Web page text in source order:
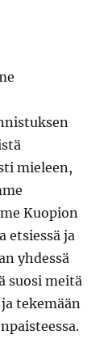
mieleen,
Kuopion
etsiessä ja
yhdessä
suosi meitä
tekemään